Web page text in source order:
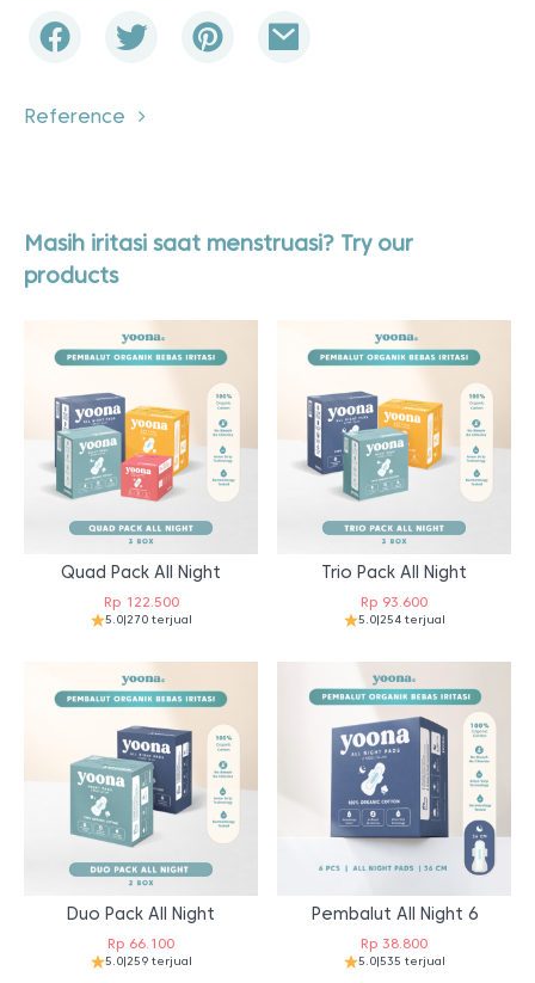
Reference
Masih iritasi saat menstruasi? Try our
products
Quad Pack All Night
Rp122.500
5.0|270 terjual
Trio Pack All Night
Rp 93.600
5.0|254 terjual
Duo Pack All Night
Rp 66.100
5.0|259 terjual
Pembalut All Night 6
Rp 38.800
5.0|535 terjual